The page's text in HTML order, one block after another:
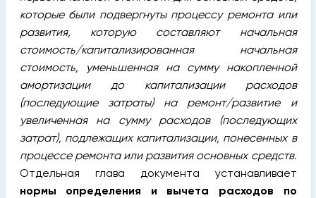
которые были подвергнуты процессу ремонта или
развития, которую составляют начальная
стоимость/капитализированная начальная
стоимость, уменьшенная на сумму накопленной
амортизации до капитализации расходов
(последующие затраты) на ремонт/развитие и
увеличенная на сумму расходов (последующих
затрат), подлежащих капитализации, понесенных в
процессе ремонта или развития основных средств.
Отдельная глава документа устанавливает
нормы определения и вычета расходов по